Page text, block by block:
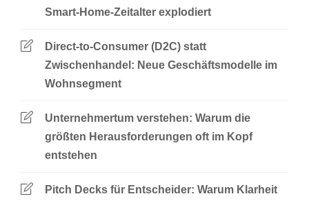
Smart-Home-Zeitalter explodiert
Direct-to-Consumer (D2C) statt
Zwischenhandel: Neue Geschäftsmodelle im
Wohnsegment
Unternehmertum verstehen: Warum die
größten Herausforderungen oft im Kopf
entstehen
Pitch Decks für Entscheider: Warum Klarheit